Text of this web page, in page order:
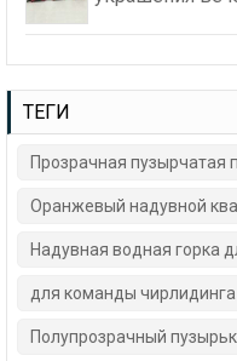
ТЕГИ
Прозрачная пузырчатая
Оранжевый надувной
Надувная водная горка
для команды
Полупрозрачный